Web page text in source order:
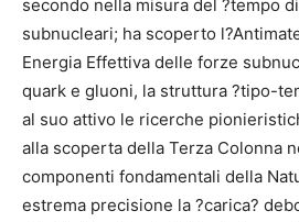
secondo nella misura del ?tempo
subnucleari; ha scoperto
Energia Effettiva delle forze
quark e gluoni, la struttura ?tipo-
al suo attivo le ricerche
alla scoperta della Terza Colonna
componenti fondamentali della
estrema precisione la ?carica?